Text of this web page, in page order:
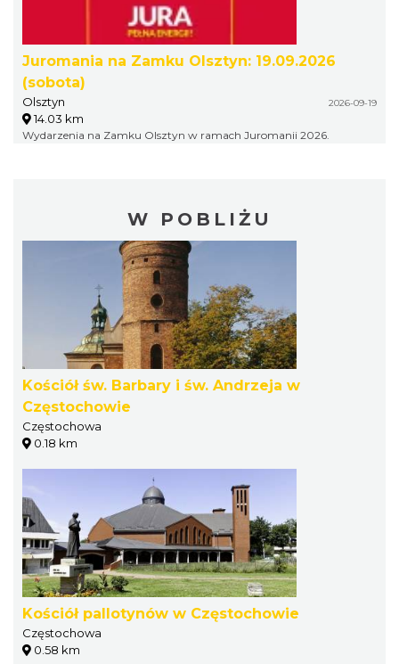
Juromania na Zamku Olsztyn: 19.09.2026
(sobota)
Olsztyn 2026-09-19
14.03 km
Wydarzenia na Zamku Olsztyn w ramach Juromanii 2026.
W POBLIŻU
Kościół św. Barbary i św. Andrzeja w
Częstochowie
Częstochowa
0.18 km
Kościół pallotynów w Częstochowie
Częstochowa
0.58 km